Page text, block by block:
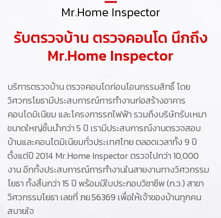
Mr.Home Inspector
รับตรวจบ้าน ตรวจคอนโด นึกถึง
Mr.Home Inspector
บริการตรวจบ้าน ตรวจคอนโดก่อนโอนกรรมสิทธิ์ โดย
วิศวกรโยธามีประสบการณ์การทำงานก่อสร้างอาคาร
คอนโดมิเนียม และโครงการรถไฟฟ้า รวมถึงบริษัทรับเหมา
ขนาดใหญ่ชั้นนำกว่า 5 ปี เรามีประสบการณ์งานตรวจสอบ
บ้านและคอนโดมิเนียมทั่วประเทศไทย ตลอดเวลาทั้ง 9 ปี
ตั้งแต่ปี 2014 Mr.Home Inspector ตรวจไปกว่า 10,000
งาน อีกทั้งประสบการณ์การทำงานในสายงานทางวิศวกรรม
โยธา ทั้งสิ้นกว่า 15 ปี พร้อมมีใบประกอบวิชาชีพ (ก.ว.) สาขา
วิศวกรรมโยธา เลขที่ ภย.56369 เพื่อให้เจ้าของบ้านทุกคน
สบายใจ